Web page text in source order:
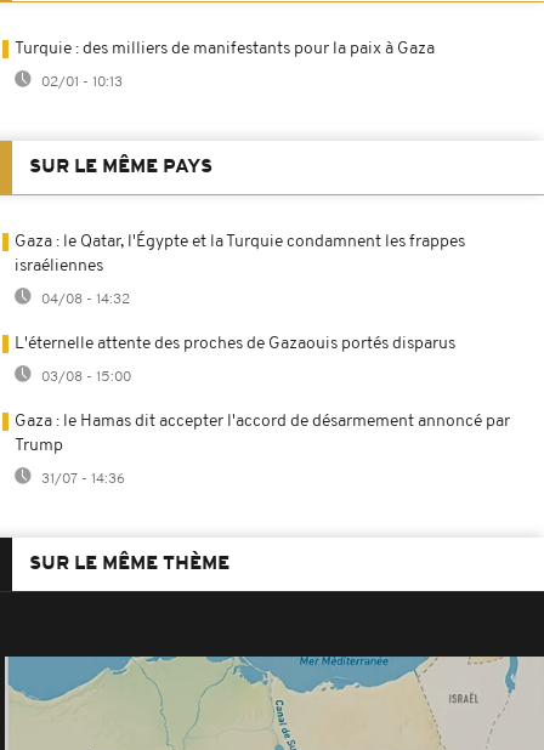
Turquie : des milliers de manifestants pour la paix à Gaza
02/01 - 10:13
SUR LE MÊME PAYS
Gaza : le Qatar, l'Égypte et la Turquie condamnent les frappes
israéliennes
04/08 - 14:32
L'éternelle attente des proches de Gazaouis portés disparus
03/08 - 15:00
Gaza : le Hamas dit accepter l'accord de désarmement annoncé par
Trump
31/07 - 14:36
SUR LE MÊME THÈME